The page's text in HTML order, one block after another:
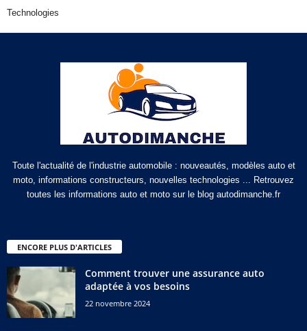
Technologies
Toute l'actualité de l'industrie automobile : nouveautés, modèles auto et
moto, informations constructeurs, nouvelles technologies ... Retrouvez
toutes les informations auto et moto sur le blog autodimanche.fr
ENCORE PLUS D'ARTICLES
Comment trouver une assurance auto
adaptée à vos besoins
22 novembre 2024